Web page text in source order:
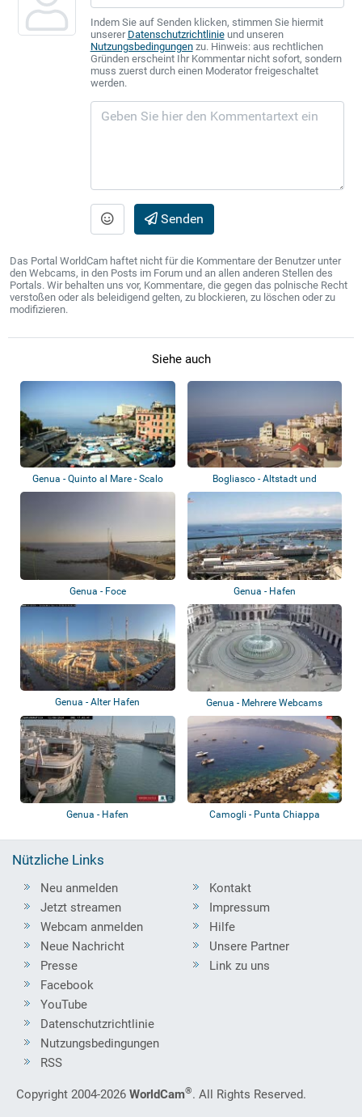
Indem Sie auf Senden klicken, stimmen Sie hiermit
unserer Datenschutzrichtlinieund unseren
Nutzungsbedingungenzu. Hinweis: aus rechtlichen
Gründen erscheint Ihr Kommentar nicht sofort, sondern
muss zuerst durch einen Moderator freigeschaltet
werden.
Senden
Das Portal WorldCam haftet nicht für die Kommentare der Benutzer unter
den Webcams, in den Posts im Forum und an allen anderen Stellen des
Portals. Wir behalten uns vor, Kommentare, die gegen das polnische Recht
verstoßen oder als beleidigend gelten, zu blockieren, zu löschen oder zu
modifizieren.
Siehe auch
Genua - Quinto al Mare - Scalo
Quinto
Bogliasco - Altstadt und
Seebrücke
Genua - Foce Genua - Hafen
Genua - Alter Hafen Genua - Mehrere Webcams
Genua - Hafen Camogli - Punta Chiappa
Nützliche Links
Neu anmelden
Jetzt streamen
Webcam anmelden
Neue Nachricht
Presse
Kontakt
Impressum
Hilfe
Unsere Partner
Link zu uns
Facebook
YouTube
Datenschutzrichtlinie
Nutzungsbedingungen
RSS
Copyright 2004-2026 WorldCam®. All Rights Reserved.